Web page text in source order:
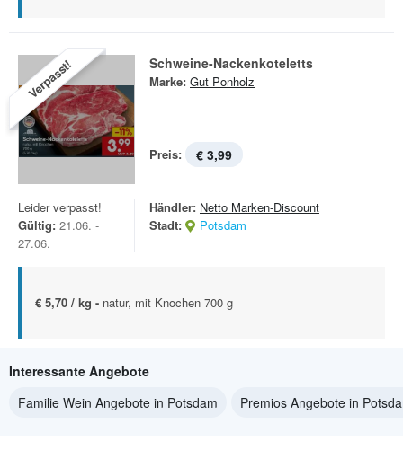
Verpasst! Schweine-Nackenkoteletts
Marke: Gut Ponholz
Preis: € 3,99
Leider verpasst!
Gültig: 21.06. -
27.06.
Händler: Netto Marken-Discount
Stadt:
Potsdam
€ 5,70 / kg - natur, mit Knochen 700 g
Interessante Angebote
Familie Wein Angebote in Potsdam
Premios Angebote in